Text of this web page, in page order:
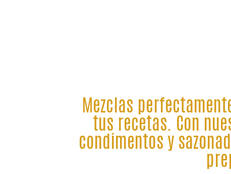
Mezclas
tus recetas. Con
condimentos y